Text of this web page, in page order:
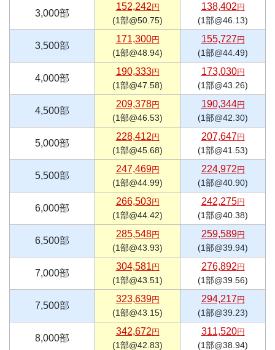
3,000部
152,242 円
(1部@50.75)
138,402 円
(1部@46.13)
3,500部
171,300円
(1部@48.94)
155,727円
(1部@44.49)
4,000部
190,333円
(1部@47.58)
173,030円
(1部@43.26)
4,500部
209,378円
(1部@46.53)
190,344円
(1部@42.30)
5,000部
228,412 円
(1部@45.68)
207,647円
(1部@41.53)
5,500部
247,469円
(1部@44.99)
224,972 円
(1部@40.90)
6,000部
266,503円
(1部@44.42)
242,275円
(1部@40.38)
6,500部
285,548円
(1部@43.93)
259,589円
(1部@39.94)
7,000部
304,581 円
(1部@43.51)
276,892 円
(1部@39.56)
7,500部
323,639円
(1部@43.15)
294,217円
(1部@39.23)
8,000部
342,672 円
(1部@42.83)
311,520円
(1部@38.94)